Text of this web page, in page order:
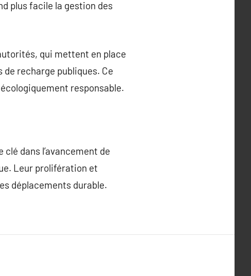
plus facile la gestion des
qui mettent en place
recharge publiques. Ce
responsable.
dans l’avancement de
Leur prolifération et
déplacements durable.